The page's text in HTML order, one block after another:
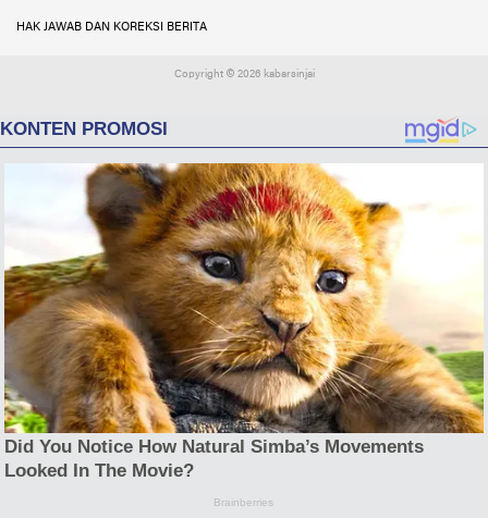
HAK JAWAB DAN KOREKSI BERITA
Copyright © 2026 kabarsinjai